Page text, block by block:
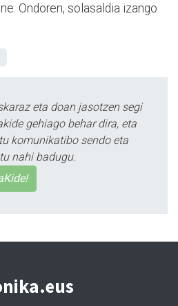
Ondoren, solasaldia izango
eta doan jasotzen segi
gehiago behar dira, eta
komunikatibo sendo eta
nahi badugu.